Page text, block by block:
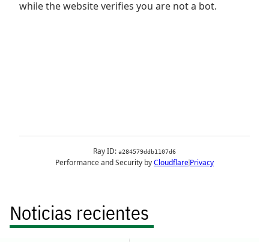
Noticias recientes